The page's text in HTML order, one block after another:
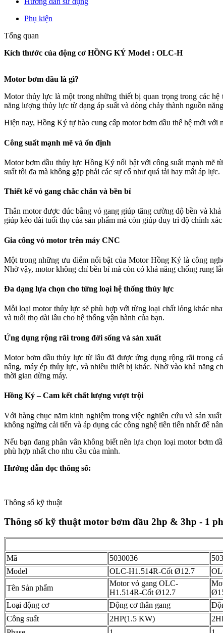
Phụ kiện
Tổng quan
Kích thước của động cơ HỒNG KÝ Model : OLC-H
Motor bơm dầu là gì?
Motor thủy lực là một trong những thiết bị quan trọng trong các
năng lượng thủy lực từ dạng áp suất và dòng chảy thành nguồn
Hiện nay, Hồng Ký tự hào cung cấp motor bơm dầu thế hệ mới với
Công suất mạnh mẽ và ổn định
Motor bơm dầu thủy lực Hồng Ký nổi bật với công suất mạnh mẽ
suất tối đa mà không gặp phải các sự cố như quá tải hay mất áp lực.
Thiết kế vỏ gang chắc chắn và bền bỉ
Thân motor được đúc bằng vỏ gang giúp tăng cường độ bền và
giúp kéo dài tuổi thọ của sản phẩm mà còn giúp duy trì độ chính
Gia công vỏ motor trên máy CNC
Một trong những ưu điểm nổi bật của Motor Hồng Ký là công
Nhờ vậy, motor không chỉ bền bỉ mà còn có khả năng chống rung
Đa dạng lựa chọn cho từng loại hệ thống thủy lực
Mỗi loại motor thủy lực sẽ phù hợp với từng loại chất lỏng khác
và tuổi thọ dài lâu cho hệ thống vận hành của bạn.
Ứng dụng rộng rãi trong đời sống và sản xuất
Motor bơm dầu thủy lực từ lâu đã được ứng dụng rộng rãi trong
nâng, máy ép thủy lực, và nhiều thiết bị khác. Nhờ vào khả năng
thời gian dừng máy.
Hồng Ký – Cam kết chất lượng vượt trội
Với hàng chục năm kinh nghiệm trong việc nghiên cứu và sản
không ngừng cải tiến và áp dụng các công nghệ tiên tiến nhất để
Nếu bạn đang phân vân không biết nên lựa chọn loại motor bơm
phù hợp nhất cho nhu cầu của mình.
Hướng dẫn đọc thông số:
Thông số kỹ thuật
Thông số kỹ thuật motor bơm dầu 2hp & 3hp - 1
Mã
5030036
Model
OLC-H1.514R-Cốt Ø12.7
Tên Sản phẩm
Motor vỏ gang OLC-
H1.514R-Cốt Ø12.7
Loại động cơ
Động cơ thân gang
Công suất
2HP(1.5 KW)